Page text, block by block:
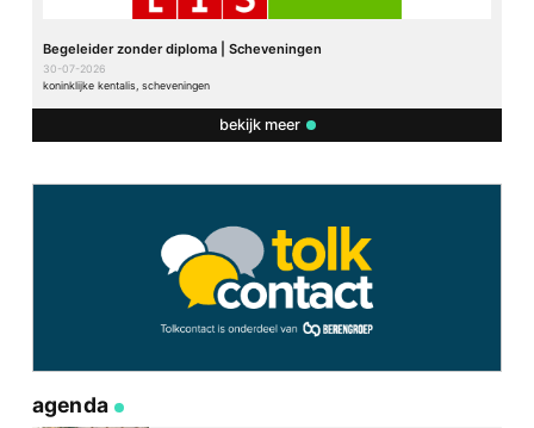
Begeleider zonder diploma | Scheveningen
30-07-2026
koninklijke kentalis, scheveningen
bekijk meer
agenda